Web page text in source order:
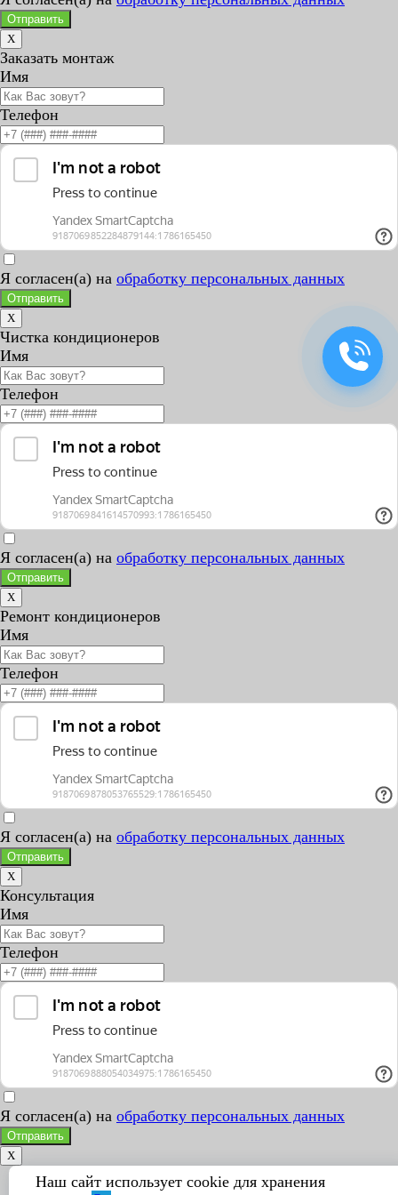
Отправить
X
Заказать монтаж
Имя
Телефон
Я согласен(а) на обработку персональных данных
Отправить
X
Чистка кондиционеров
Имя
Телефон
Я согласен(а) на обработку персональных данных
Отправить
X
Ремонт кондиционеров
Имя
Телефон
Я согласен(а) на обработку персональных данных
Отправить
X
Консультация
Имя
Телефон
Я согласен(а) на обработку персональных данных
Отправить
X
Наш сайт использует cookie для хранения